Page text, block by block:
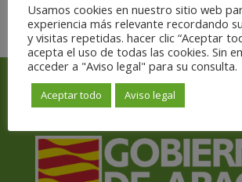
Con el apoyo y subvención de
Usamos cookies en nuestro sitio web
experiencia más relevante recordando
y visitas repetidas. hacer clic “Aceptar
acepta el uso de todas las cookies. Sin
acceder a "Aviso legal" para su consulta.
Aceptar todo Aviso legal